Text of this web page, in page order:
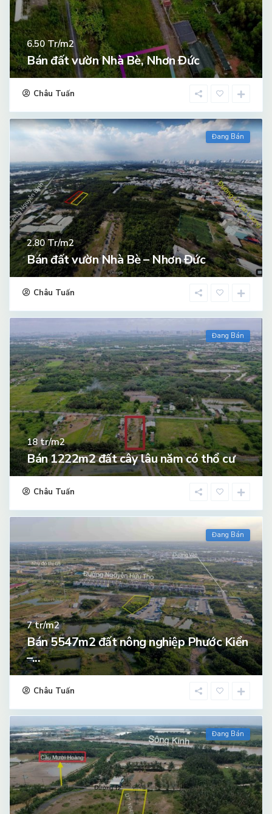
6.50Tr/m2
Bán đất vườn Nhà Bè, Nhơn Đức
Châu Tuấn
Đang Bán
2.80Tr/m2
Bán đất vườn Nhà Bè – Nhơn Đức
Châu Tuấn
Đang Bán
18 tr/m2
Bán 1222m2 đất cây lâu năm có thổ cư
Châu Tuấn
Đang Bán
7tr/m2
Bán 5547m2 đất nông nghiệp Phước Kiển
–...
Châu Tuấn
Đang Bán